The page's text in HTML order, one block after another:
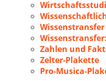
Wissenstransfer
Zahlen und
Zelter-Plakette
Pro-Musica-